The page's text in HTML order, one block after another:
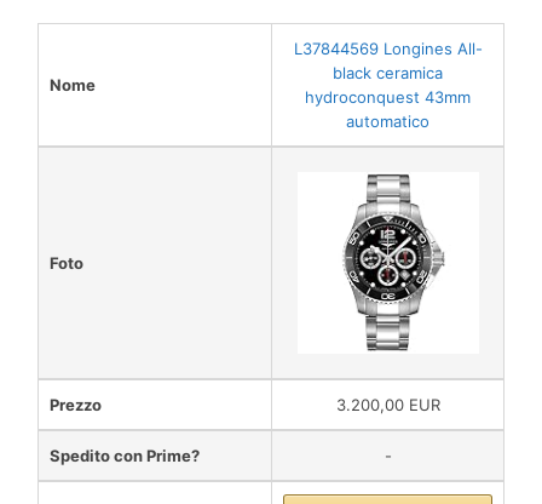
Nome
L37844569 Longines All-
black ceramica
hydroconquest 43mm
automatico
Foto
Prezzo 3.200,00 EUR
Spedito con Prime? -